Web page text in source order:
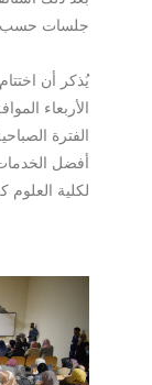
جلسات حسب
يُذكر أن
الفترة
أفضل
لكلية العلوم